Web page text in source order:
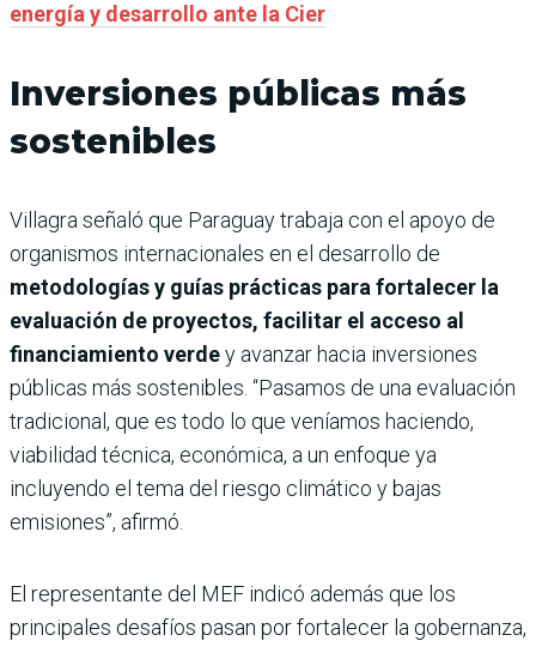
energía y desarrollo ante la Cier
Inversiones públicas más
sostenibles
Villagra señaló que Paraguay trabaja con el apoyo de
organismos internacionales en el desarrollo de
metodologías y guías prácticas para fortalecer la
evaluación de proyectos, facilitar el acceso al
financiamiento verdey avanzar hacia inversiones
públicas más sostenibles. “Pasamos de una evaluación
tradicional, que es todo lo que veníamos haciendo,
viabilidad técnica, económica, a un enfoque ya
incluyendo el tema del riesgo climático y bajas
emisiones”, afirmó.
El representante del MEF indicó además que los
principales desafíos pasan por fortalecer la gobernanza,